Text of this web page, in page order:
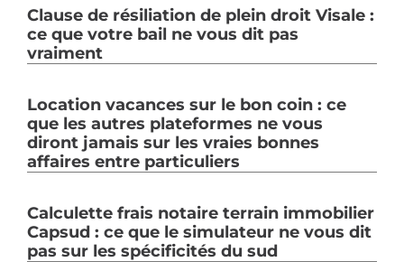
Clause de résiliation de plein droit Visale :
ce que votre bail ne vous dit pas
vraiment
Location vacances sur le bon coin : ce
que les autres plateformes ne vous
diront jamais sur les vraies bonnes
affaires entre particuliers
Calculette frais notaire terrain immobilier
Capsud : ce que le simulateur ne vous dit
pas sur les spécificités du sud